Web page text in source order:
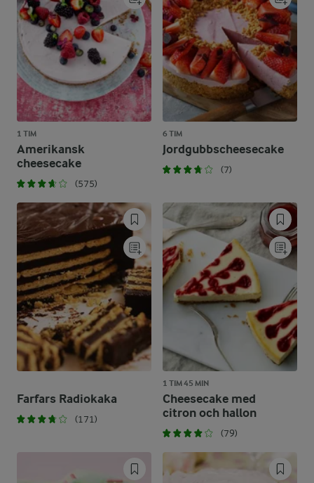
1 TIM
Amerikansk
cheesecake
(575)
6 TIM
Jordgubbscheesecake
(7)
Farfars Radiokaka
(171)
1 TIM 45 MIN
Cheesecake med
citron och hallon
(79)